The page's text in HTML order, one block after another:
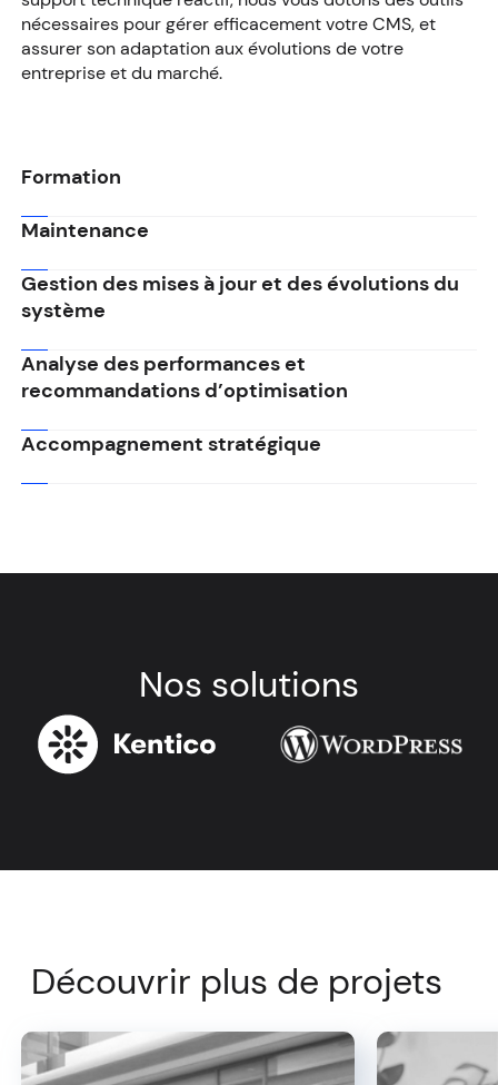
nécessaires pour gérer efficacement votre CMS, et
assurer son adaptation aux évolutions de votre
entreprise et du marché.
Formation
Maintenance
Gestion des mises à jour et des évolutions du
système
Analyse des performances et
recommandations d’optimisation
Accompagnement stratégique
Nos solutions
Découvrir plus de projets